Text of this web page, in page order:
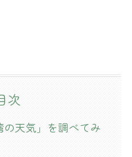
次
天気」を調べてみ